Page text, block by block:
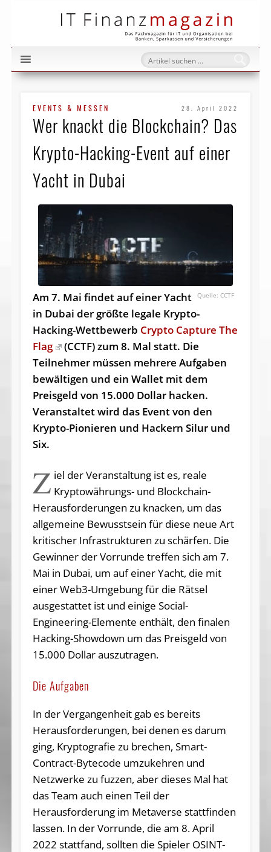
EVENTS & MESSEN 28. April 2022
Wer knackt die Blockchain? Das
Krypto-Hacking-Event auf einer
Yacht in Dubai
CCTF
Am 7. Mai findet auf einer Yacht
in Dubai der größte legale Krypto-
Hacking-Wettbewerb Crypto Capture The
Flag
(CCTF) zum 8. Mal statt. Die
Teilnehmer müssen mehrere Aufgaben
bewältigen und ein Wallet mit dem
Preisgeld von 15.000 Dollar hacken.
Veranstaltet wird das Event von den
Krypto-Pionieren und Hackern Silur und
Six.
Z iel der Veranstaltung ist es, reale
Kryptowährungs- und Blockchain-
Herausforderungen zu knacken, um das
allgemeine Bewusstsein für diese neue Art
kritischer Infrastrukturen zu schärfen. Die
Gewinner der Vorrunde treffen sich am 7.
Mai in Dubai, um auf einer Yacht, die mit
einer Web3-Umgebung für die Rätsel
ausgestattet ist und einige Social-
Engineering-Elemente enthält, den finalen
Hacking-Showdown um das Preisgeld von
15.000 Dollar auszutragen.
Die Aufgaben
In der Vergangenheit gab es bereits
Herausforderungen, bei denen es darum
ging, Kryptografie zu brechen, Smart-
Contract-Bytecode umzukehren und
Netzwerke zu fuzzen, aber dieses Mal hat
das Team auch einen Teil der
Herausforderung im Metaverse stattfinden
lassen. In der Vorrunde, die am 8. April
2022 stattfand, sollten die Spieler OSINT-